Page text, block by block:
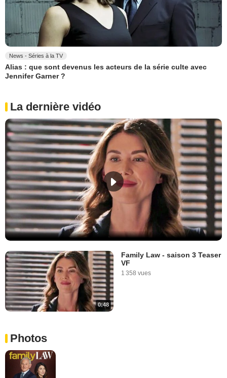
News - Séries à la TV
Alias : que sont devenus les acteurs de la série culte avec
Jennifer Garner ?
La dernière vidéo
0:48
Family Law - saison 3 Teaser
VF
1 358 vues
Photos